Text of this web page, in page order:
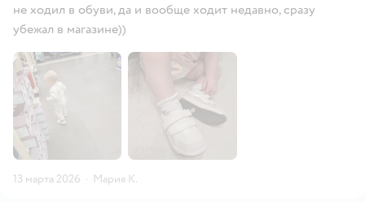
не ходил в обуви, да и вообще ходит недавно, сразу
убежал в магазине))
13 марта 2026 · Мария К.